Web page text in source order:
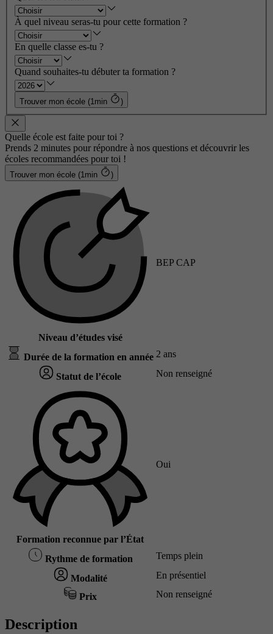
À quel niveau seras-tu pour cette formation ?
En quelle classe es-tu ?
Quand souhaites-tu débuter ta formation ?
Trouver mon école (1min )
Quelle école est faite pour toi ?
Prends 2 minutes pour répondre à nos questions et découvrir les
écoles recommandées pour toi !
Trouver mon école (1min )
Niveau d’études visé
BEP CAP
Durée de la formation en année 2 ans
Statut de l’école Non renseigné
Formation reconnue par l’État
Oui
Rythme de formation Temps plein
Modalité En présentiel
Prix Non renseigné
Description